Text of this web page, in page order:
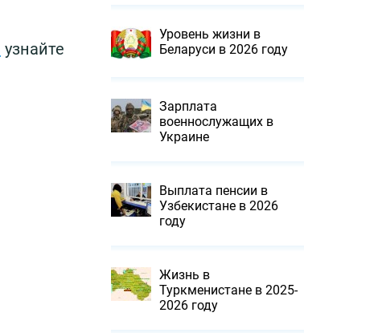
узнайте
Уровень жизни в
Беларуси в 2026 году
Зарплата
военнослужащих в
Украине
Выплата пенсии в
Узбекистане в 2026
году
Жизнь в
Туркменистане в 2025-
2026 году